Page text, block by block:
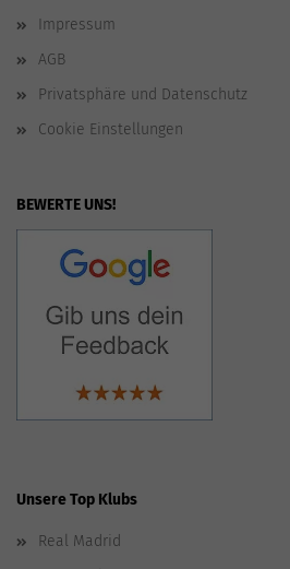
Impressum
AGB
Privatsphäre und Datenschutz
Cookie Einstellungen
BEWERTE UNS!
Unsere Top Klubs
Real Madrid